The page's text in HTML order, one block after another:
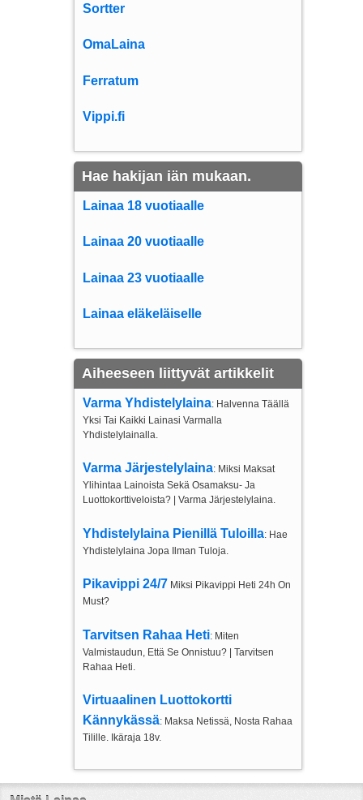
Sortter
OmaLaina
Ferratum
Vippi.fi
Hae hakijan iän mukaan.
Lainaa 18 vuotiaalle
Lainaa 20 vuotiaalle
Lainaa 23 vuotiaalle
Lainaa eläkeläiselle
Aiheeseen liittyvät artikkelit
Varma Yhdistelylaina: Halvenna Täällä
Yksi Tai Kaikki Lainasi Varmalla
Yhdistelylainalla.
Varma Järjestelylaina: Miksi Maksat
Ylihintaa Lainoista Sekä Osamaksu- Ja
Luottokorttiveloista? | Varma Järjestelylaina.
Yhdistelylaina Pienillä Tuloilla: Hae
Yhdistelylaina Jopa Ilman Tuloja.
Pikavippi 24/7 Miksi Pikavippi Heti 24h On
Must?
Tarvitsen Rahaa Heti: Miten
Valmistaudun, Että Se Onnistuu? | Tarvitsen
Rahaa Heti.
Virtuaalinen Luottokortti
Kännykässä: Maksa Netissä, Nosta Rahaa
Tilille. Ikäraja 18v.